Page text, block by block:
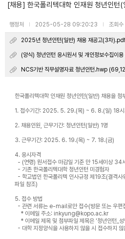
[채용] 한국폴리텍대학 인재원 청년인턴
행정처 | 2025-05-28 09:20:23 | 조회
2025년 청년인턴(일반) 채용 재공고(3차
(양식) 청년인턴 응시원서 및 개인정보수집
NCS기반 직무설명자료 청년인턴.hwp
한국폴리텍대학 인재원 청년인턴(일반) 채용을 첨
1. 접수기간: 2025. 5. 29.(목) ~ 6. 8.(일) 18시
2. 채용인원, 근무기간: 청년인턴(일반) 1명
3. 근무기간: 2025. 6. 19.(목) ~ 7. 18.(금)
4. 응시자격
- (연령) 원서접수 마감일 기준 만 15세이상 34
- 기존 한국폴리텍대학 청년인턴 미경험자
- 학교법인 한국폴리텍 인사규정 제19조(결격사
파일 참조)
5. 접수 방법
- 관련 서류는 e-mail로만 접수(방문 또는 우편
* 이메일 주소: inkyung@kopo.ac.kr
* 이메일 제목 및 첨부파일 제목은 '청년인턴_
- 대학 지정양식을 사용하지 않을 시 접수하지 않